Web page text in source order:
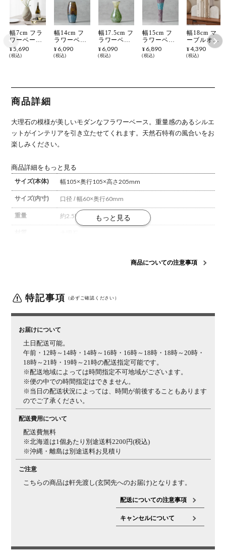
幅7cm フラ
ワーベース
大理石 花瓶
マーブルベ
オブジェ イ
ンテリア雑
貨 モダン
れ リビング
玄関 完成品
¥ 5,690
税込
幅14cm フ
ラワーベー
ス S モザイ
クガラス 花
リア雑貨 ガ
リビング ダ
イニング 玄
関
¥ 6,090
税込
幅17.5cm フ
ラワーベー
ス M モザ
イクガラス
ンテリア雑
ラキラ リビ
ング ダイニ
ング 玄関
¥ 6,090
税込
幅15cm フ
ラワーベー
ス L モザイ
クガラス 花
リア雑貨 ガ
リビング ダ
イニング 玄
関
¥ 6,890
税込
幅18cm マ
ーブルオブ
ジェ アーチ
2個セット
オブジェ イ
雑貨 置物
おしゃれ 完
成品
¥4,390
税込
商品詳細
大理石の模様が美しいモダンなフラワーベース。重量感のあるシルエ
ットがインテリアを引き立たせてくれます。 天然石特有の風合いをお
楽しみください。
商品詳細をもっと見る
サイズ(本体)
幅105×奥行105×高さ205mm
サイズ(内寸) 口径 / 幅60×奥行60mm
重量 約2.5kg
幅135×奥行135×高さ235mm
組み立て 完成品
ご注意
に個体差があります。
小な凹凸や形状など1品ごとに個体差があります。ハン
ドメイド品の特性となりますので予めご了承ください。
商品についての注意事項
特記事項 （必ずご確認ください）
お届けについて
土日配送可能。
午前・12時～14時・14時～16時・16時～18時・18時～20時・
18時～21時・19時～21時の配送指定可能です。
※配送地域によっては時間指定不可地域がございます。
※便の中での時間指定はできません。
※当日の配送状況によっては、時間が前後することもあります
のでご了承ください。
配送費用について
配送費無料
※北海道は1個あたり別途送料2200円(税込)
※沖縄・離島は別途送料お見積り
ご注意
こちらの商品は軒先渡し(玄関先へのお届け)となります。
配送についての注意事項
キャンセルについて